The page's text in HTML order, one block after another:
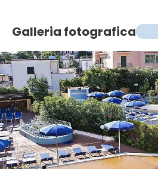
Galleria fotografica